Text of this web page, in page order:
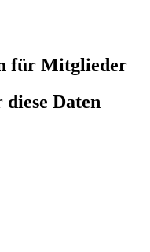
für Mitglieder
Daten